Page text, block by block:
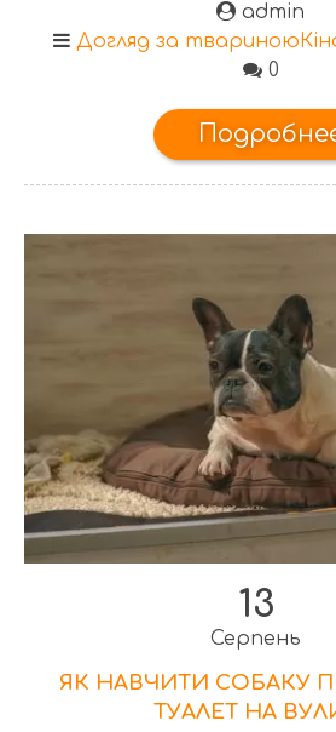
admin
Догляд за твариною
0
13
Серпень
ЯК НАВЧИТИ СОБАКУ
ТУАЛЕТ НА